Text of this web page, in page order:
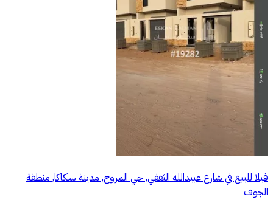
فيلا للبيع في شارع عبيدالله الثقفي, حي المروج, مدينة سكاكا, منطقة
الجوف